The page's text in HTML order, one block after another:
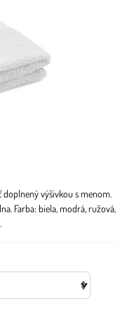
výšivkou s menom.
Farba: biela, modrá, ružová,